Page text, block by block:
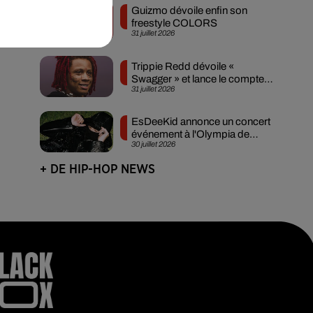
31 juillet 2026
Guizmo dévoile enfin son
freestyle COLORS
31 juillet 2026
Trippie Redd dévoile «
Swagger » et lance le compte à
rebours avant...
30 juillet 2026
EsDeeKid annonce un concert
événement à l'Olympia de
Paris
+ DE HIP-HOP NEWS